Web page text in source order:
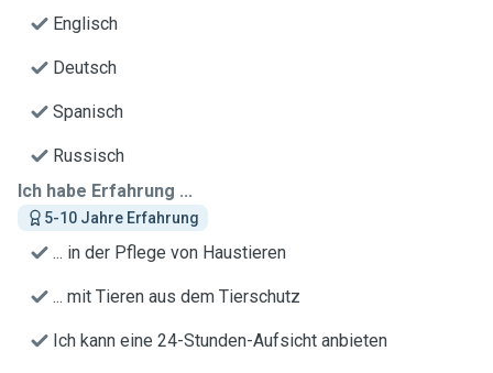
Englisch
Deutsch
Spanisch
Russisch
Ich habe Erfahrung ...
5-10 Jahre Erfahrung
... in der Pflege von Haustieren
... mit Tieren aus dem Tierschutz
Ich kann eine 24-Stunden-Aufsicht anbieten